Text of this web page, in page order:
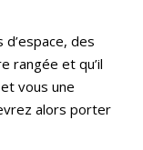
des
rangée et qu’il
vous une
alors porter